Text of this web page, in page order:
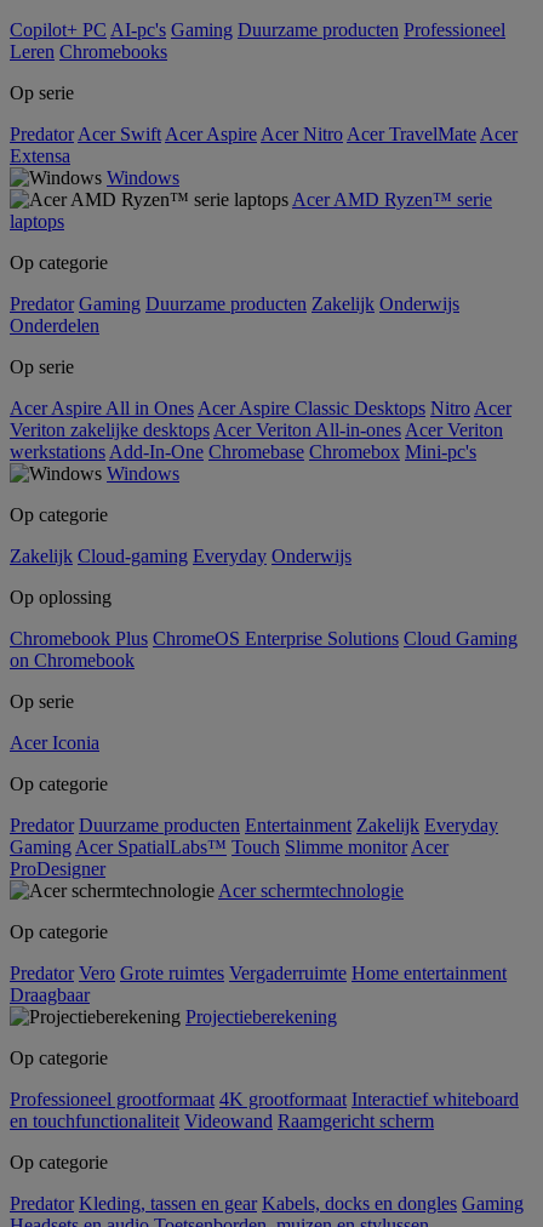
Copilot+ PC AI-pc's Gaming Duurzame producten Professioneel
Leren Chromebooks
Op serie
Predator Acer Swift Acer Aspire Acer Nitro Acer TravelMate Acer
Extensa
Windows
Acer AMD Ryzen™ serie
laptops
Op categorie
Predator Gaming Duurzame producten Zakelijk Onderwijs
Onderdelen
Op serie
Acer Aspire All in Ones Acer Aspire Classic Desktops Nitro Acer
Veriton zakelijke desktops Acer Veriton All-in-ones Acer Veriton
werkstations Add-In-One Chromebase Chromebox Mini-pc's
Windows
Op categorie
Zakelijk Cloud-gaming Everyday Onderwijs
Op oplossing
Chromebook Plus ChromeOS Enterprise Solutions Cloud Gaming
on Chromebook
Op serie
Acer Iconia
Op categorie
Predator Duurzame producten Entertainment Zakelijk Everyday
Gaming Acer SpatialLabs™ Touch Slimme monitor Acer
ProDesigner
Acer schermtechnologie
Op categorie
Predator Vero Grote ruimtes Vergaderruimte Home entertainment
Draagbaar
Projectieberekening
Op categorie
Professioneel grootformaat 4K grootformaat Interactief whiteboard
en touchfunctionaliteit Videowand Raamgericht scherm
Op categorie
Predator Kleding, tassen en gear Kabels, docks en dongles Gaming